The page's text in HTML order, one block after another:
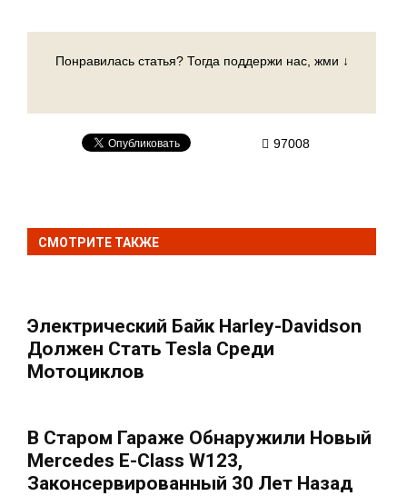
Понравилась статья? Тогда поддержи нас, жми ↓
97008
СМОТРИТЕ ТАКЖЕ
Электрический Байк Harley-Davidson
Должен Стать Tesla Среди
Мотоциклов
В Старом Гараже Обнаружили Новый
Mercedes E-Class W123,
Законсервированный 30 Лет Назад